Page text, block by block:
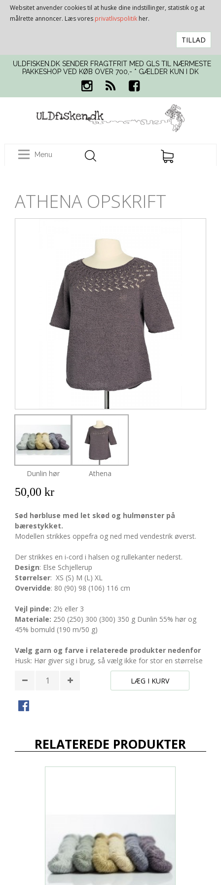
Websitet anvender cookies til at huske dine indstillinger, statistik og at
målrette annoncer. Læs vores privatlivspolitik her.
TILLAD
ULDFISKEN.DK SENDER FRAGTFRIT MED GLS TIL NÆRMESTE
PAKKESHOP VED KØB OVER 700,- * GÆLDER KUN I DK
Menu
ATHENA OPSKRIFT
Dunlin hør Athena
50,00 kr
Sød hørbluse med let skød og hulmønster på
bærestykket.
Modellen strikkes oppefra og ned med vendestrik øverst.
Der strikkes en i-cord i halsen og rullekanter nederst.
Design: Else Schjellerup
Størrelser: XS (S) M (L) XL
Overvidde: 80 (90) 98 (106) 116 cm
Vejl pinde: 2½ eller 3
Materiale: 250 (250) 300 (300) 350 g Dunlin 55% hør og
45% bomuld (190 m/50 g)
Vælg garn og farve i relaterede produkter nedenfor
Husk: Hør giver sig i brug, så vælg ikke for stor en størrelse
LÆG I KURV
RELATEREDE PRODUKTER